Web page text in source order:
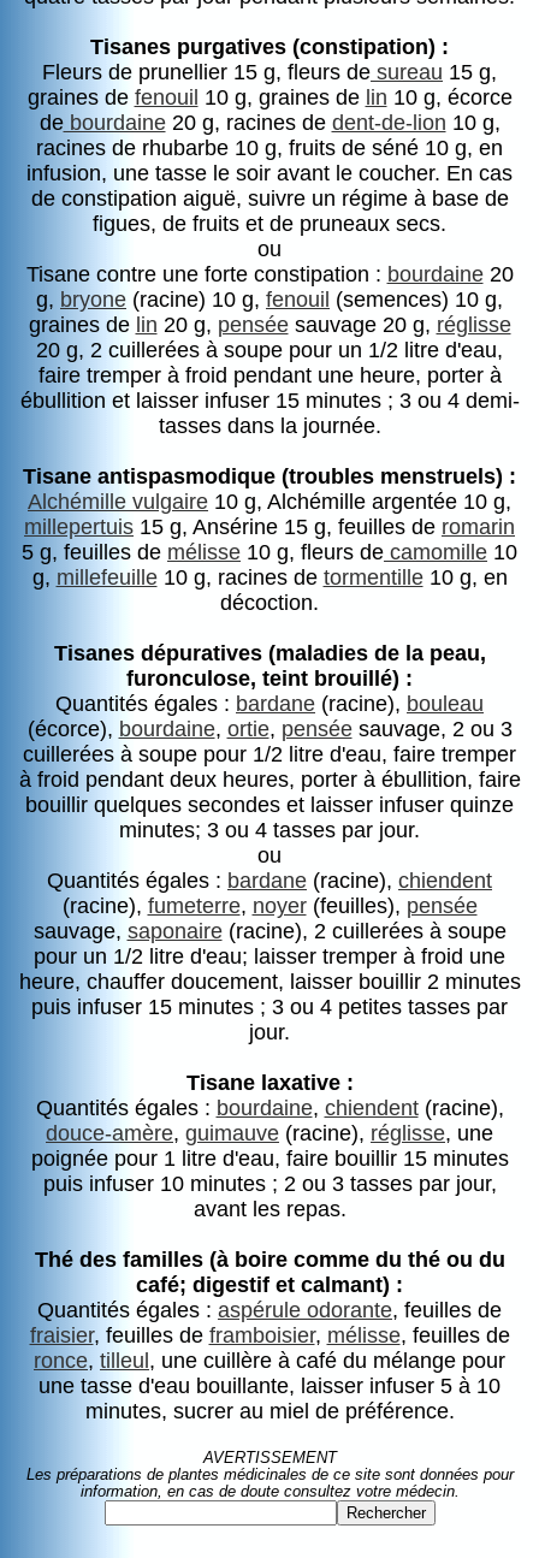
Tisanes purgatives (constipation) :
Fleurs de prunellier 15 g, fleurs de sureau 15 g,
graines de fenouil 10 g, graines de lin 10 g, écorce
debourdaine20 g, racines de dent-de-lion 10 g,
racines de rhubarbe 10 g, fruits de séné 10 g, en
infusion, une tasse le soir avant le coucher. En cas
de constipation aiguë, suivre un régime à base de
figues, de fruits et de pruneaux secs.
ou
Tisane contre une forte constipation : bourdaine20
g, bryone (racine) 10 g, fenouil (semences) 10 g,
graines de lin 20 g, penséesauvage 20 g, réglisse
20 g, 2 cuillerées à soupe pour un 1/2 litre d'eau,
faire tremper à froid pendant une heure, porter à
ébullition et laisser infuser 15 minutes ; 3 ou 4 demi-
tasses dans la journée.
Tisane antispasmodique (troubles menstruels) :
Alchémille vulgaire 10 g, Alchémille argentée 10 g,
millepertuis 15 g, Ansérine 15 g, feuilles de romarin
5 g, feuilles de mélisse 10 g, fleurs de camomille 10
g, millefeuille10 g, racines de tormentille10 g, en
décoction.
Tisanes dépuratives (maladies de la peau,
furonculose, teint brouillé) :
Quantités égales : bardane (racine), bouleau
(écorce), bourdaine, ortie, penséesauvage, 2 ou 3
cuillerées à soupe pour 1/2 litre d'eau, faire tremper
à froid pendant deux heures, porter à ébullition, faire
bouillir quelques secondes et laisser infuser quinze
minutes; 3 ou 4 tasses par jour.
ou
Quantités égales : bardane (racine), chiendent
(racine), fumeterre, noyer(feuilles), pensée
sauvage, saponaire(racine), 2 cuillerées à soupe
pour un 1/2 litre d'eau; laisser tremper à froid une
heure, chauffer doucement, laisser bouillir 2 minutes
puis infuser 15 minutes ; 3 ou 4 petites tasses par
jour.
Tisane laxative :
Quantités égales : bourdaine, chiendent(racine),
douce-amère, guimauve (racine), réglisse, une
poignée pour 1 litre d'eau, faire bouillir 15 minutes
puis infuser 10 minutes ; 2 ou 3 tasses par jour,
avant les repas.
Thé des familles (à boire comme du thé ou du
café; digestif et calmant) :
Quantités égales : aspérule odorante, feuilles de
fraisier, feuilles de framboisier, mélisse, feuilles de
ronce, tilleul , une cuillère à café du mélange pour
une tasse d'eau bouillante, laisser infuser 5 à 10
minutes, sucrer au miel de préférence.
AVERTISSEMENT
Les préparations de plantes médicinales de ce site sont données pour
information, en cas de doute consultez votre médecin.